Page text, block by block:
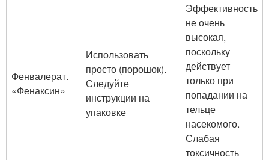
Фенвалерат.
«Фенаксин»
Использовать
просто (порошок).
Следуйте
инструкции на
упаковке
Эффективность
не очень
высокая,
поскольку
действует
только при
попадании на
тельце
насекомого.
Слабая
токсичность